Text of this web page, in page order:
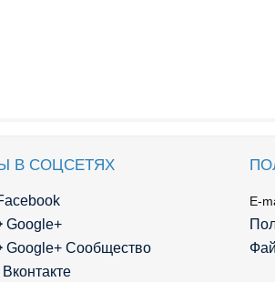
В СОЦСЕТЯХ
Google+
Google+ Сообщество
Вконтакте
E-